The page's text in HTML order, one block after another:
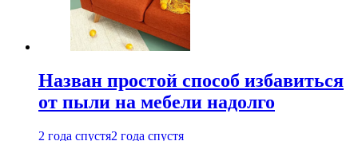
Назван простой способ избавиться
от пыли на мебели надолго
2 года спустя2 года спустя